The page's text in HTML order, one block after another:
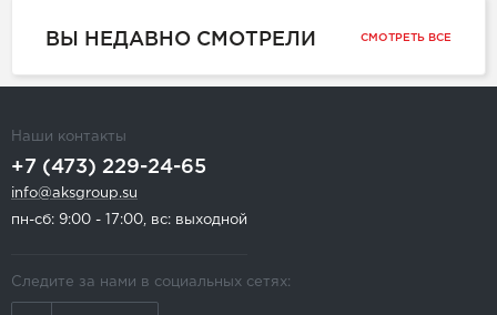
ВЫ НЕДАВНО СМОТРЕЛИ СМОТРЕТЬ ВСЕ
Наши контакты
+7 (473) 229-24-65
info@aksgroup.su
пн-сб: 9:00 - 17:00, вс: выходной
Следите за нами в социальных сетях: